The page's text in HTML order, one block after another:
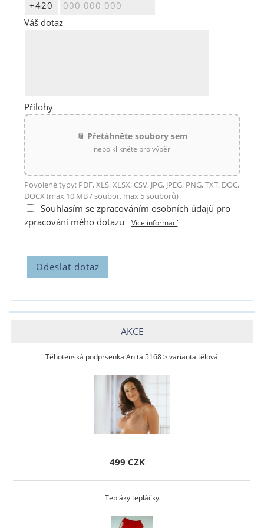
Váš dotaz
Přílohy
📎 Přetáhněte soubory sem
nebo klikněte pro výběr
Povolené typy: PDF, XLS, XLSX, CSV, JPG, JPEG, PNG, TXT, DOC,
DOCX (max 10 MB / soubor, max 5 souborů)
Souhlasím se zpracováním osobních údajů pro
zpracování mého dotazu
Více informací
AKCE
Těhotenská podprsenka Anita 5168 > varianta tělová
499 CZK
Tepláky tepláčky